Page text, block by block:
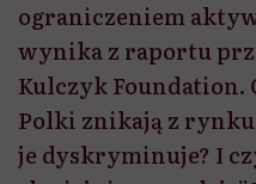
ograniczeniem
wynika z raportu
Kulczyk Foundation.
Polki znikają z
je dyskryminuje? I